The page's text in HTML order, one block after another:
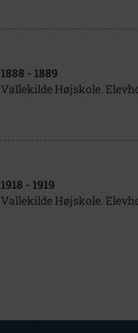
1888 - 1889
Vallekilde Højskole.
1918 - 1919
Vallekilde Højskole.